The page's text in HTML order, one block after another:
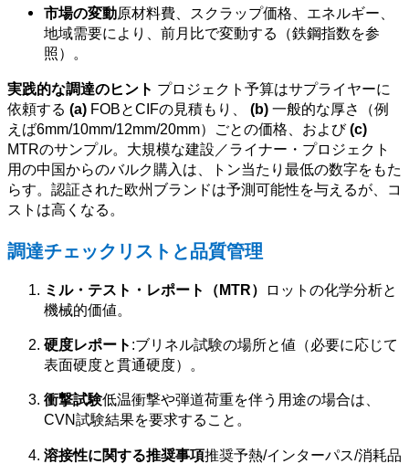
市場の変動原材料費、スクラップ価格、エネルギー、
地域需要により、前月比で変動する（鉄鋼指数を参
照）。
実践的な調達のヒント プロジェクト予算はサプライヤーに
依頼する (a) FOBとCIFの見積もり、 (b) 一般的な厚さ（例
えば6mm/10mm/12mm/20mm）ごとの価格、および(c)
MTRのサンプル。大規模な建設／ライナー・プロジェクト
用の中国からのバルク購入は、トン当たり最低の数字をもた
らす。認証された欧州ブランドは予測可能性を与えるが、コ
ストは高くなる。
調達チェックリストと品質管理
ミル・テスト・レポート（MTR）
ロットの化学分析と
機械的価値。
硬度レポート :ブリネル試験の場所と値（必要に応じて
表面硬度と貫通硬度）。
衝撃試験低温衝撃や弾道荷重を伴う用途の場合は、
CVN試験結果を要求すること。
溶接性に関する推奨事項推奨予熱/インターパス/消耗品